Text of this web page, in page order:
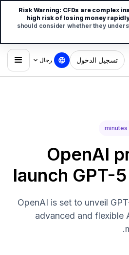
تسجيل الدخول رجال
OpenAI
launch GPT-
OpenAI is set to unveil
advanced and flexible
Risk Warning: CFDs are complex
high risk of losing money
should consider whether they